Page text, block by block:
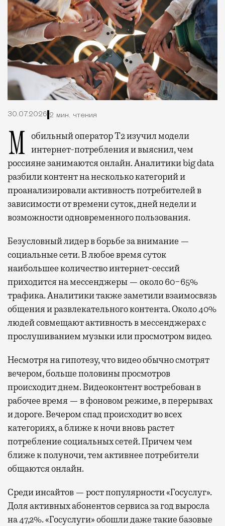
30.07.2026 2 мин. чтения
Мобильный оператор Т2 изучил модели интернет-потребления и выяснил, чем
россияне занимаются онлайн. Аналитики big data
разбили контент на несколько категорий и
проанализировали активность потребителей в
зависимости от времени суток, дней недели и
возможности одновременного пользования.
Безусловный лидер в борьбе за внимание —
социальные сети. В любое время суток
наибольшее количество интернет-сессий
приходится на мессенджеры — около 60−65%
трафика. Аналитики также заметили взаимосвязь
общения и развлекательного контента. Около 40%
людей совмещают активность в мессенджерах с
прослушиванием музыки или просмотром видео.
Несмотря на гипотезу, что видео обычно смотрят
вечером, больше половины просмотров
происходит днем. Видеоконтент востребован в
рабочее время — в фоновом режиме, в перерывах
и дороге. Вечером спад происходит во всех
категориях, а ближе к ночи вновь растет
потребление социальных сетей. Причем чем
ближе к полуночи, тем активнее потребители
общаются онлайн.
Среди инсайтов — рост популярности «Госуслуг».
Доля активных абонентов сервиса за год выросла
на 47,2%. «Госуслуги» обошли даже такие базовые